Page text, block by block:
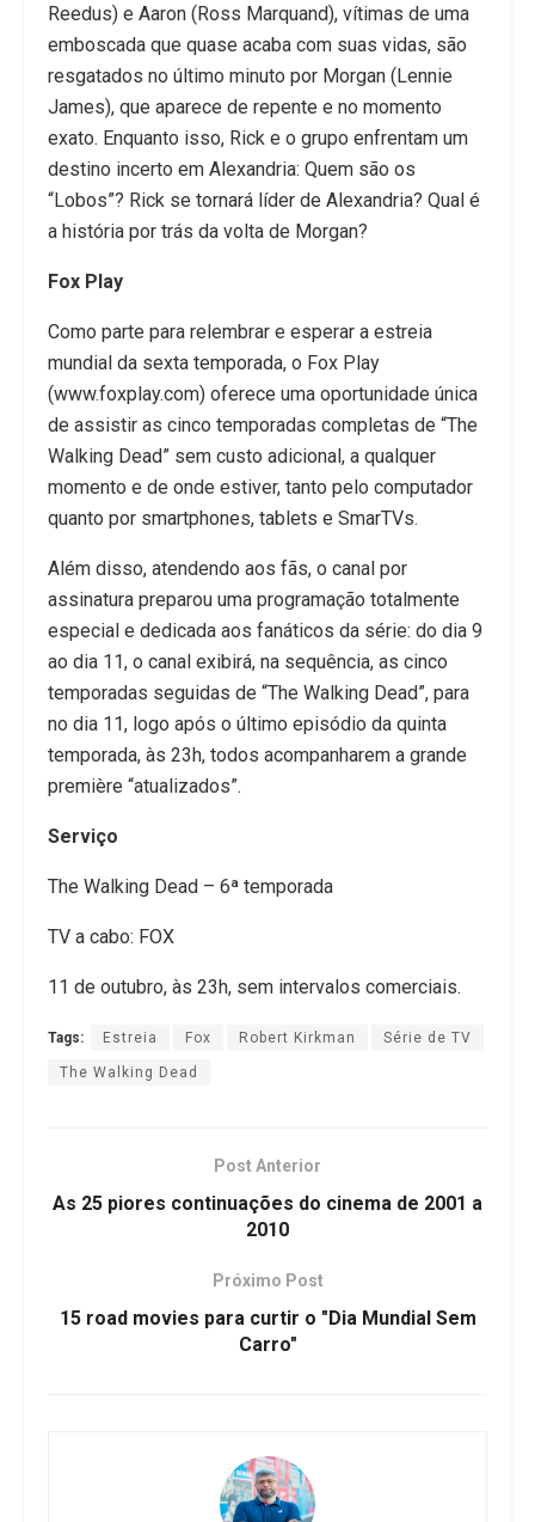
Reedus) e Aaron (Ross Marquand), vítimas de uma
emboscada que quase acaba com suas vidas, são
resgatados no último minuto por Morgan (Lennie
James), que aparece de repente e no momento
exato. Enquanto isso, Rick e o grupo enfrentam um
destino incerto em Alexandria: Quem são os
“Lobos”? Rick se tornará líder de Alexandria? Qual é
a história por trás da volta de Morgan?
Fox Play
Como parte para relembrar e esperar a estreia
mundial da sexta temporada, o Fox Play
(www.foxplay.com) oferece uma oportunidade única
de assistir as cinco temporadas completas de “The
Walking Dead” sem custo adicional, a qualquer
momento e de onde estiver, tanto pelo computador
quanto por smartphones, tablets e SmarTVs.
Além disso, atendendo aos fãs, o canal por
assinatura preparou uma programação totalmente
especial e dedicada aos fanáticos da série: do dia 9
ao dia 11, o canal exibirá, na sequência, as cinco
temporadas seguidas de “The Walking Dead”, para
no dia 11, logo após o último episódio da quinta
temporada, às 23h, todos acompanharem a grande
première “atualizados”.
Serviço
The Walking Dead – 6ª temporada
TV a cabo: FOX
11 de outubro, às 23h, sem intervalos comerciais.
Tags: Estreia Fox Robert Kirkman Série de TV
The Walking Dead
Post Anterior
As 25 piores continuações do cinema de 2001 a
2010
Próximo Post
15 road movies para curtir o "Dia Mundial Sem
Carro"